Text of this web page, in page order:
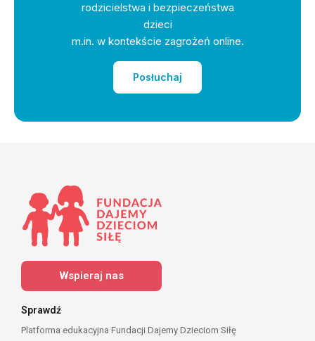
rodzicielstwa i bezpieczeństwa
dzieci
m.in. w kontekście zagrożeń online.
Posłuchaj
Wspieraj nas
Sprawdź
Platforma edukacyjna Fundacji Dajemy Dzieciom Siłę